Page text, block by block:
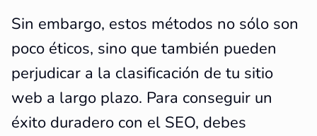
Sin embargo, estos métodos no sólo son
poco éticos, sino que también pueden
perjudicar a la clasificación de tu sitio
web a largo plazo. Para conseguir un
éxito duradero con el SEO, debes